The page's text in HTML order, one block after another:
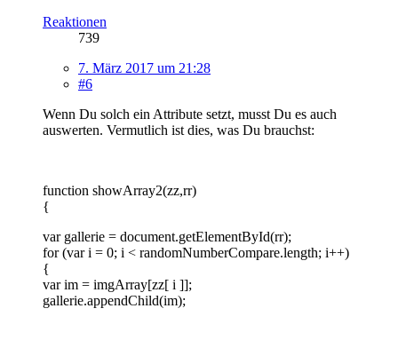
Reaktionen
739
7. März 2017 um 21:28
#6
Wenn Du solch ein Attribute setzt, musst Du es auch
auswerten. Vermutlich ist dies, was Du brauchst:
function showArray2(zz,rr)
{
var gallerie = document.getElementById(rr);
for (var i = 0; i < randomNumberCompare.length; i++)
{
var im = imgArray[zz[ i ]];
gallerie.appendChild(im);